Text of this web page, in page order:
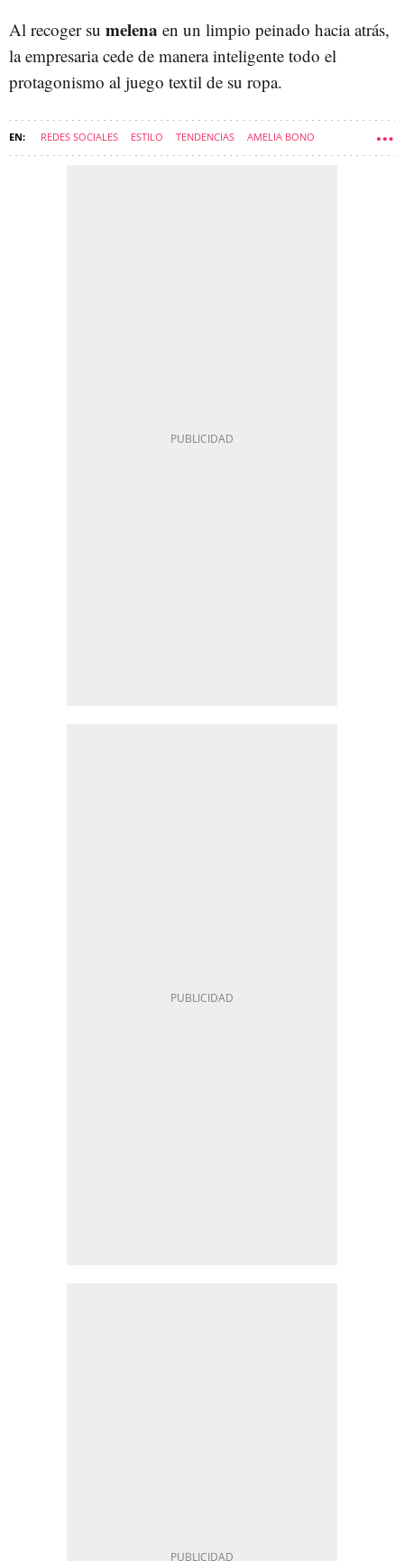
Al recoger su melena en un limpio peinado hacia atrás,
la empresaria cede de manera inteligente todo el
protagonismo al juego textil de su ropa.
REDES SOCIALES ESTILO TENDENCIAS AMELIA BONO